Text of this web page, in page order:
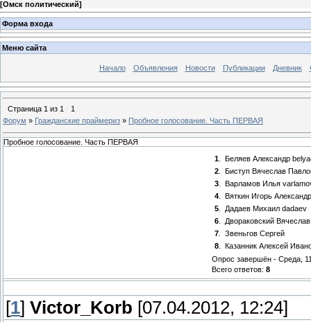
[Омск политический]
Форма входа
Меню сайта
Начало Объявления Новости Публикации Дневник
Страница 1 из 1
1
Форум » Гражданские праймериз » Пробное голосование. Часть ПЕРВАЯ
Пробное голосование. Часть ПЕРВАЯ
1
Беляев Александр
2
Биступ Вячеслав
3
Варламов Илья
4
Вяткин Игорь
5
Дадаев Михаил dadaev
6
Двораковский
7
Звеньгов Сергей
8
Казанник Алексей
Опрос завершён - Среда,
Всего ответов: 8
[1] Victor_Korb [07.04.2012, 12:24]